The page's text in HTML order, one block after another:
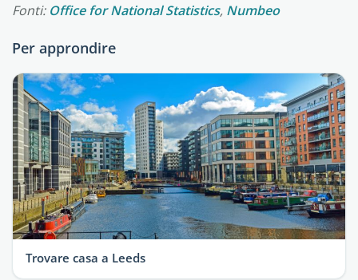
Fonti: Office for National Statistics, Numbeo
Per approndire
Trovare casa a Leeds